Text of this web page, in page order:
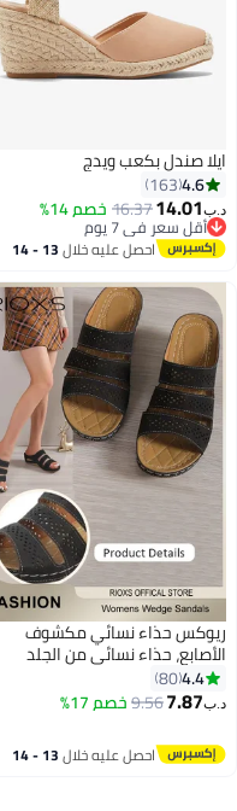
4
ايلا صندل بكعب ويدج
4.6
163
د.ب‏14.01
16.37خصم 14%
أقل سعر في 7 يوم
أقل سعر في 7 يوماحصل عليه خلال 13 - 14
8
ريوكس حذاء نسائي مكشوف
الأصابع، حذاء نسائي من الجلد
حذاء نسائي بأسنان مضادة للانزلاق،
حذاء نسائي مريح للمشي، حذاء
نسائي من النوع المكشوف للأرضية،
أحذية رخيصة تُرتد مباشرة
4.4
80
د.ب‏7.87
9.56خصم 17%
احصل عليه خلال 13 - 14